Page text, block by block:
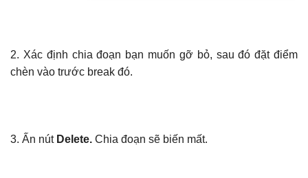
2. Xác định chia đoạn bạn muốn gỡ bỏ, sau đó đặt điểm
chèn vào trước break đó.
3. Ấn nút Delete. Chia đoạn sẽ biến mất.